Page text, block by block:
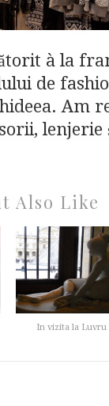
à la
de
Am
lenjerie
Also Like
In vizita la Luvru